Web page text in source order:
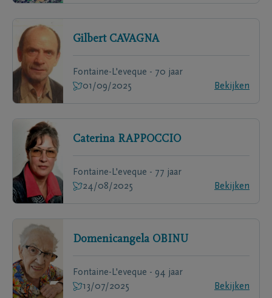
Gilbert CAVAGNA
Fontaine-L'eveque - 70 jaar
01/09/2025
Bekijken
Caterina RAPPOCCIO
Fontaine-L'eveque - 77 jaar
24/08/2025
Bekijken
Domenicangela OBINU
Fontaine-L'eveque - 94 jaar
13/07/2025
Bekijken